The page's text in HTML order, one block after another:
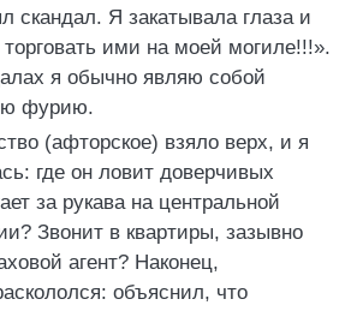
скандал. Я закатывала глаза и
ими на моей могиле!!!».
я обычно являю собой
фурию.
(афторское) взяло верх, и я
где он ловит доверчивых
за рукава на центральной
Звонит в квартиры, зазывно
агент? Наконец,
объяснил, что